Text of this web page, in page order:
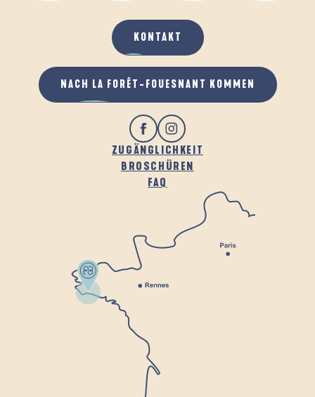
ZUGÄNGLICHKEIT
BROSCHÜREN
FAQ
KONTAKT
NACH LA FORÊT-FOUESNANT KOMMEN